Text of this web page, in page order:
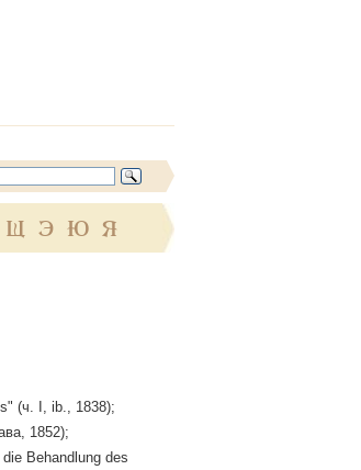
Щ Э Ю Я
(ч. I, ib., 1838);
1852);
Behandlung des